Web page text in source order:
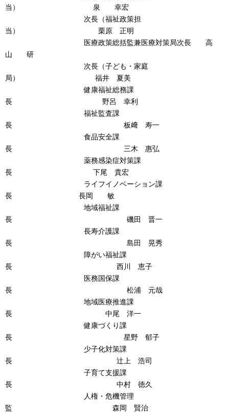
当） 泉 幸宏
次長（福祉政策担
当） 栗原 正明
医療政策総括監兼医療対策局次長 高
山 研
次長（子ども・家庭
局） 福井 夏美
健康福祉総務課
長 野呂 幸利
福祉監査課
長 板﨑 寿一
食品安全課
長 三木 惠弘
薬務感染症対策課
長 下尾 貴宏
ライフイノベーション課
長 長岡 敏
地域福祉課
長 磯田 晋一
長寿介護課
長 島田 晃秀
障がい福祉課
長 西川 恵子
医務国保課
長 松浦 元哉
地域医療推進課
長 中尾 洋一
健康づくり課
長 星野 郁子
少子化対策課
長 辻上 浩司
子育て支援課
長 中村 徳久
人権・危機管理
監 森岡 賢治